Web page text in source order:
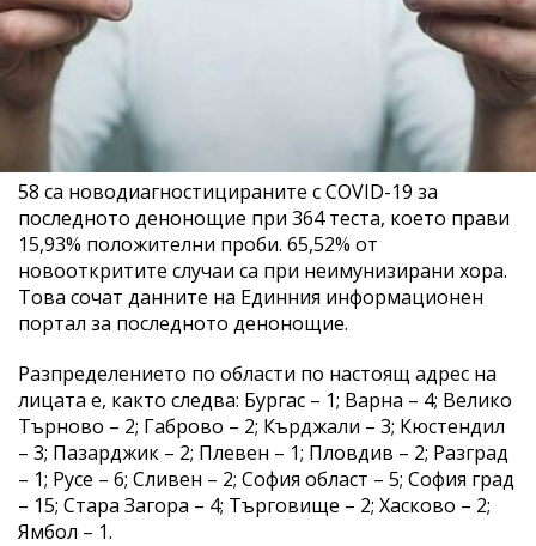
58 са новодиагностицираните с COVID-19 за
последното денонощие при 364 теста, което прави
15,93% положителни проби. 65,52% от
новооткритите случаи са при неимунизирани хора.
Това сочат данните на Единния информационен
портал за последното денонощие.
Разпределението по области по настоящ адрес на
лицата е, както следва: Бургас – 1; Варна – 4; Велико
Търново – 2; Габрово – 2; Кърджали – 3; Кюстендил
– 3; Пазарджик – 2; Плевен – 1; Пловдив – 2; Разград
– 1; Русе – 6; Сливен – 2; София област – 5; София град
– 15; Стара Загора – 4; Търговище – 2; Хасково – 2;
Ямбол – 1.